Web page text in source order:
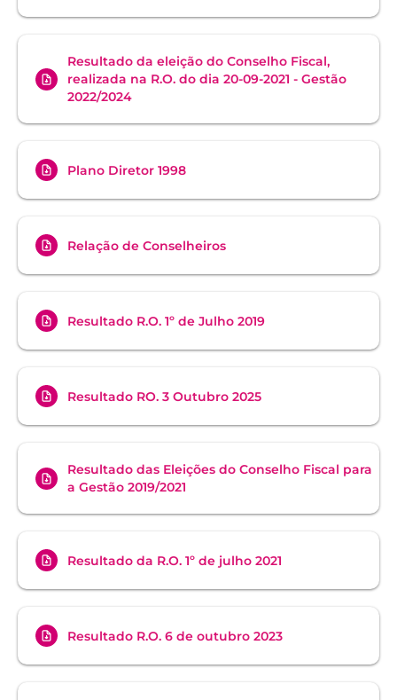
Resultado da eleição do Conselho Fiscal,
realizada na R.O. do dia 20-09-2021 - Gestão
2022/2024
Plano Diretor 1998
Relação de Conselheiros
Resultado R.O. 1º de Julho 2019
Resultado RO. 3 Outubro 2025
Resultado das Eleições do Conselho Fiscal para
a Gestão 2019/2021
Resultado da R.O. 1º de julho 2021
Resultado R.O. 6 de outubro 2023